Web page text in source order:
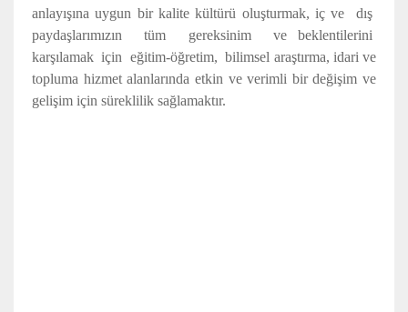
anlayışına uygun bir kalite kültürü oluşturmak, iç ve dış
paydaşlarımızın tüm gereksinim ve beklentilerini
karşılamak için eğitim-öğretim, bilimsel araştırma, idari ve
topluma hizmet alanlarında etkin ve verimli bir değişim ve
gelişim için süreklilik sağlamaktır.